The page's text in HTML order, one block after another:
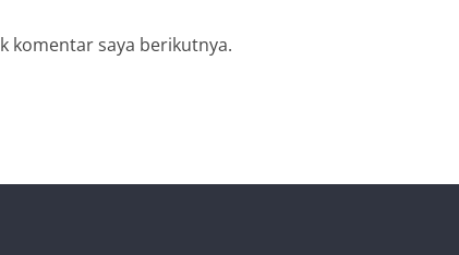
komentar saya berikutnya.